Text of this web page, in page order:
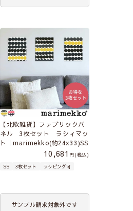
【北欧雑貨】ファブリックパ
ネル 3枚セット ラシィマッ
ト｜marimekko(約24x33)SS
10,681
税込
SS
3枚セット ラッピング可
サンプル請求対象外です